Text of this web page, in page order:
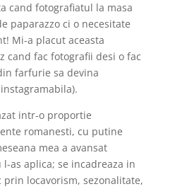
cand fotografiatul la masa
paparazzo ci o necesitate
Mi-a placut aceasta
cand fac fotografii desi o fac
farfurie sa devina
intr-o proportie
romanesti, cu putine
mea a avansat
as aplica; se incadreaza in
locavorism, sezonalitate,